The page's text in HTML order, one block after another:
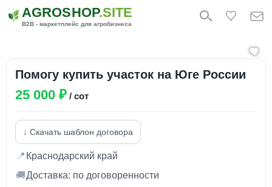
AGROSHOP.SITE
B2B - маркетплейс для агробизнеса
Помогу купить участок на Юге России
25 000 ₽ / сот
↓ Скачать шаблон договора
📍 Краснодарский край
🚚Доставка: по договоренности